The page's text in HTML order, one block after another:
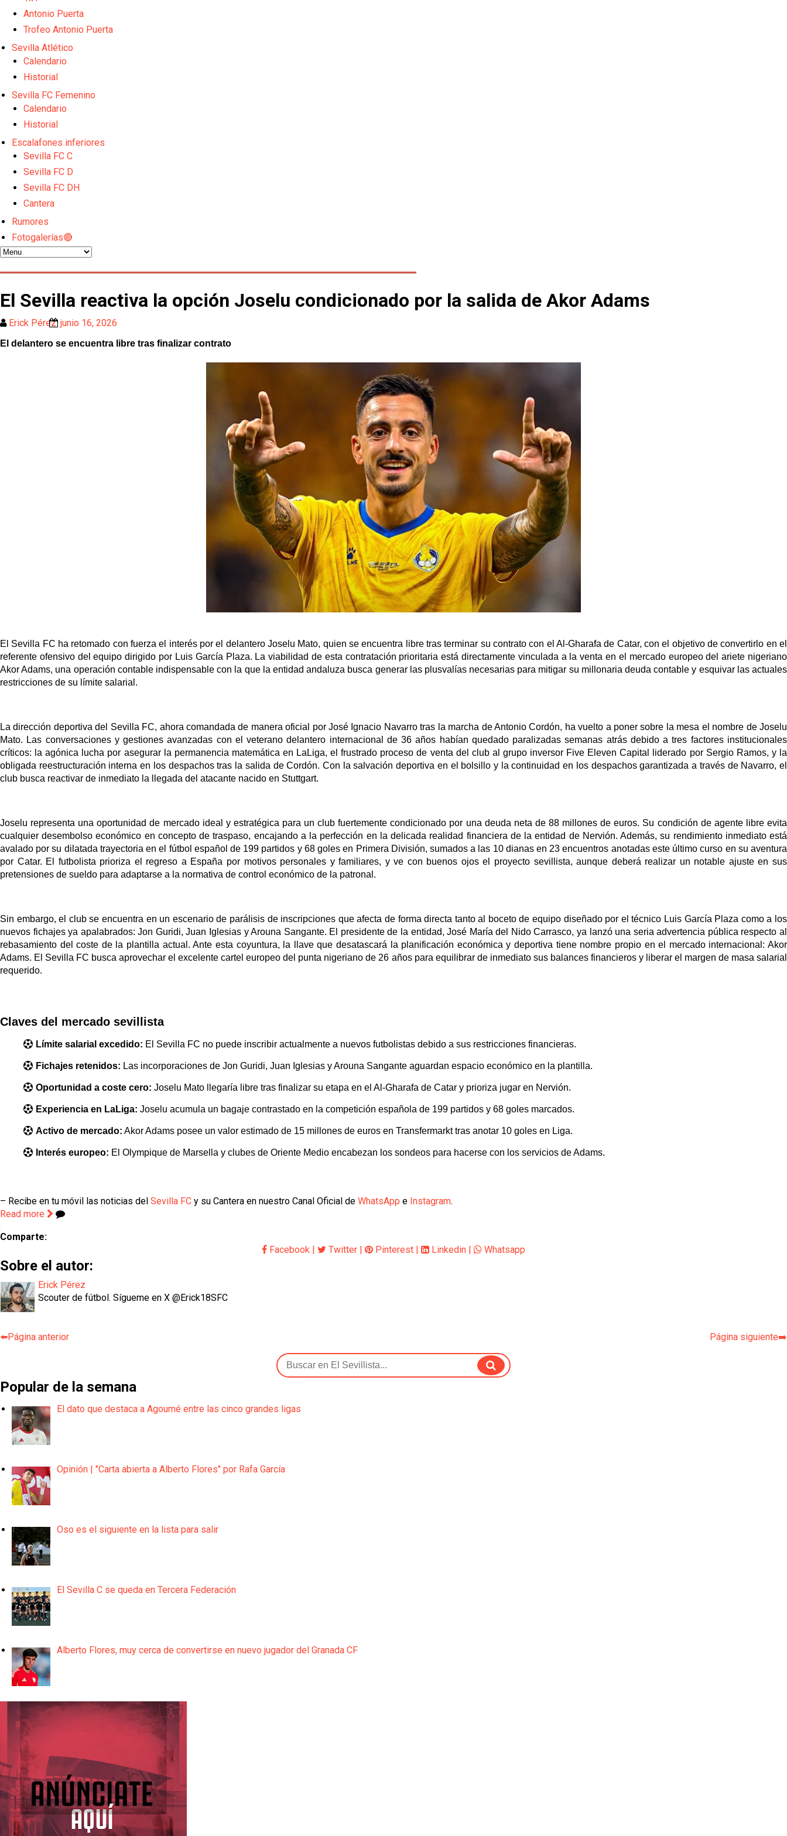
Oso es el siguiente en la lista para salir
Banquillos confirmados: así queda la cantera del Sevilla Femenino para la 2026/27
Previa | El Sevilla FC cierra la pretemporada con el exigente choque ante el Bayer Leverkusen
Antonio Puerta
Trofeo Antonio Puerta
Sevilla Atlético
Calendario
Historial
Sevilla FC Femenino
Calendario
Historial
Escalafones inferiores
Sevilla FC C
Sevilla FC D
Sevilla FC DH
Cantera
Rumores
Fotogalerías🔴
El Sevilla reactiva la opción Joselu condicionado por la salida de Akor Adams
Erick Pérez junio 16, 2026
El delantero se encuentra libre tras finalizar contrato
El Sevilla FC ha retomado con fuerza el interés por el delantero Joselu Mato, quien se encuentra libre tras terminar su contrato con el Al-Gharafa de Catar, con el objetivo de convertirlo en el
referente ofensivo del equipo dirigido por Luis García Plaza. La viabilidad de esta contratación prioritaria está directamente vinculada a la venta en el mercado europeo del ariete nigeriano
Akor Adams, una operación contable indispensable con la que la entidad andaluza busca generar las plusvalías necesarias para mitigar su millonaria deuda contable y esquivar las actuales
restricciones de su límite salarial.
La dirección deportiva del Sevilla FC, ahora comandada de manera oficial por José Ignacio Navarro tras la marcha de Antonio Cordón, ha vuelto a poner sobre la mesa el nombre de Joselu
Mato. Las conversaciones y gestiones avanzadas con el veterano delantero internacional de 36 años habían quedado paralizadas semanas atrás debido a tres factores institucionales
críticos: la agónica lucha por asegurar la permanencia matemática en LaLiga, el frustrado proceso de venta del club al grupo inversor Five Eleven Capital liderado por Sergio Ramos, y la
obligada reestructuración interna en los despachos tras la salida de Cordón. Con la salvación deportiva en el bolsillo y la continuidad en los despachos garantizada a través de Navarro, el
club busca reactivar de inmediato la llegada del atacante nacido en Stuttgart.
Joselu representa una oportunidad de mercado ideal y estratégica para un club fuertemente condicionado por una deuda neta de 88 millones de euros. Su condición de agente libre evita
cualquier desembolso económico en concepto de traspaso, encajando a la perfección en la delicada realidad financiera de la entidad de Nervión. Además, su rendimiento inmediato está
avalado por su dilatada trayectoria en el fútbol español de 199 partidos y 68 goles en Primera División, sumados a las 10 dianas en 23 encuentros anotadas este último curso en su aventura
por Catar. El futbolista prioriza el regreso a España por motivos personales y familiares, y ve con buenos ojos el proyecto sevillista, aunque deberá realizar un notable ajuste en sus
pretensiones de sueldo para adaptarse a la normativa de control económico de la patronal.
Sin embargo, el club se encuentra en un escenario de parálisis de inscripciones que afecta de forma directa tanto al boceto de equipo diseñado por el técnico Luis García Plaza como a los
nuevos fichajes ya apalabrados: Jon Guridi, Juan Iglesias y Arouna Sangante. El presidente de la entidad, José María del Nido Carrasco, ya lanzó una seria advertencia pública respecto al
rebasamiento del coste de la plantilla actual. Ante esta coyuntura, la llave que desatascará la planificación económica y deportiva tiene nombre propio en el mercado internacional: Akor
Adams. El Sevilla FC busca aprovechar el excelente cartel europeo del punta nigeriano de 26 años para equilibrar de inmediato sus balances financieros y liberar el margen de masa salarial
requerido.
Claves del mercado sevillista
Límite salarial excedido: El Sevilla FC no puede inscribir actualmente a nuevos futbolistas debido a sus restricciones financieras.
Fichajes retenidos: Las incorporaciones de Jon Guridi, Juan Iglesias y Arouna Sangante aguardan espacio económico en la plantilla.
Oportunidad a coste cero: Joselu Mato llegaría libre tras finalizar su etapa en el Al-Gharafa de Catar y prioriza jugar en Nervión.
Experiencia en LaLiga: Joselu acumula un bagaje contrastado en la competición española de 199 partidos y 68 goles marcados.
Activo de mercado: Akor Adams posee un valor estimado de 15 millones de euros en Transfermarkt tras anotar 10 goles en Liga.
Interés europeo: El Olympique de Marsella y clubes de Oriente Medio encabezan los sondeos para hacerse con los servicios de Adams.
– Recibe en tu móvil las noticias del Sevilla FC y su Cantera en nuestro Canal Oficial de WhatsApp e Instagram.
Read more
Comparte:
Facebook | Twitter | Pinterest | Linkedin | Whatsapp
Sobre el autor:
Erick Pérez
Scouter de fútbol. Sígueme en X @Erick18SFC
⬅️Página anterior Página siguiente➡️
Popular de la semana
El dato que destaca a Agoumé entre las cinco grandes ligas
Opinión | "Carta abierta a Alberto Flores" por Rafa García
Oso es el siguiente en la lista para salir
El Sevilla C se queda en Tercera Federación
Alberto Flores, muy cerca de convertirse en nuevo jugador del Granada CF